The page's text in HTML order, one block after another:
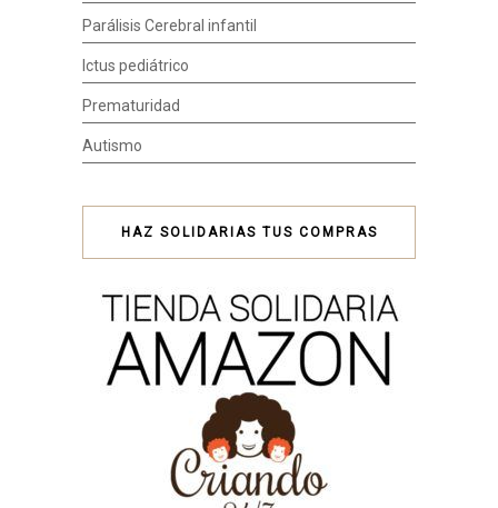
Parálisis Cerebral infantil
Ictus pediátrico
Prematuridad
Autismo
HAZ SOLIDARIAS TUS COMPRAS